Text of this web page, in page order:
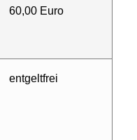
60,00 Euro
entgeltfrei